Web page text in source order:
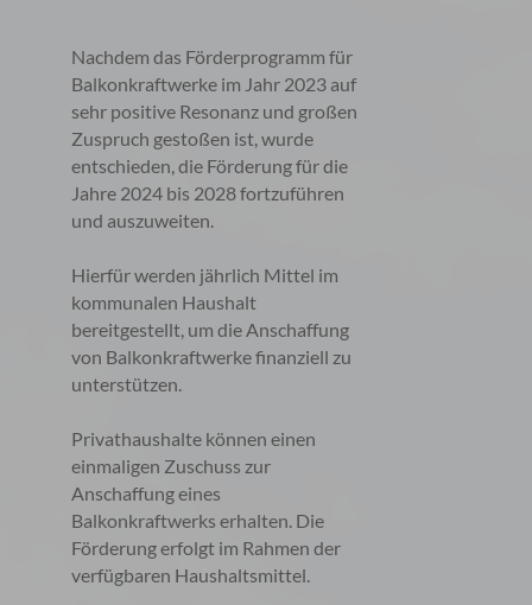
Nachdem das Förderprogramm für
Balkonkraftwerke im Jahr 2023 auf
sehr positive Resonanz und großen
Zuspruch gestoßen ist, wurde
entschieden, die Förderung für die
Jahre 2024 bis 2028 fortzuführen
und auszuweiten.
Hierfür werden jährlich Mittel im
kommunalen Haushalt
bereitgestellt, um die Anschaffung
von Balkonkraftwerke finanziell zu
unterstützen.
Privathaushalte können einen
einmaligen Zuschuss zur
Anschaffung eines
Balkonkraftwerks erhalten. Die
Förderung erfolgt im Rahmen der
verfügbaren Haushaltsmittel.